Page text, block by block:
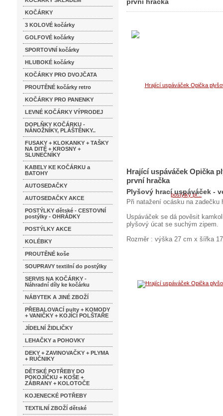
KOČÁRKY
3 KOLOVÉ kočárky
GOLFOVÉ kočárky
SPORTOVNÍ kočárky
HLUBOKÉ kočárky
KOČÁRKY PRO DVOJČATA
PROUTĚNÉ kočárky retro
KOČÁRKY PRO PANENKY
LEVNÉ KOČÁRKY VÝPRODEJ
DOPLŇKY KOČÁRKU -
NÁNOŽNÍKY, PLÁŠTĚNKY..
FUSAKY + KLOKANKY + TAŠKY
NA DITĚ + KROSNY +
SLUNEČNÍKY
KABELY KE KOČÁRKU a
BATOHY
AUTOSEDAČKY
AUTOSEDAČKY AKCE
POSTÝLKY dětské - CESTOVNÍ
postýlky - OHRÁDKY
POSTÝLKY AKCE
KOLÉBKY
PROUTĚNÉ koše
SOUPRAVY textilní do postýlky
SERVIS NA KOČÁRKY -
Náhradní díly ke kočárku
NÁBYTEK A JINÉ ZBOŽÍ
PŘEBALOVACÍ pulty + KOMODY
+ VANIČKY + KOJÍCÍ POLŠTAŘE
JÍDELNÍ ŽIDLIČKY
LEHAČKY a POHOVKY
DEKY + ZAVINOVAČKY + PLYMA
+ RUČNIKY
DĚTSKÉ POTŘEBY DO
POKOJÍČKU + KOŠE +
ZÁBRANY + KOLOTOČE
KOJENECKÉ POTŘEBY
TEXTILNÍ ZBOŽÍ dětské
Hrající uspáváček Opička
první hračka
Plyšový hrací uspáváček -
Při natažení ocásku na zadečku
Uspáváček se dá pověsit
plyšový úcat se suchým zipem.
Rozměr : výška 27 cm x šířka